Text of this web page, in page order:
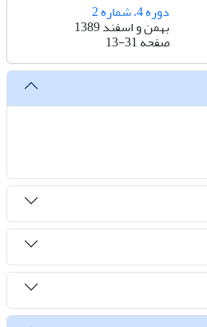
دوره 4، شماره 2
بهمن و اسفند 1389
صفحه13-31